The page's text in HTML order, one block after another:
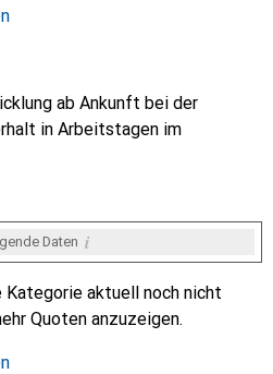
ab Ankunft bei der
in Arbeitstagen im
Daten i
iiii
Kategorie aktuell noch nicht
Quoten anzuzeigen.